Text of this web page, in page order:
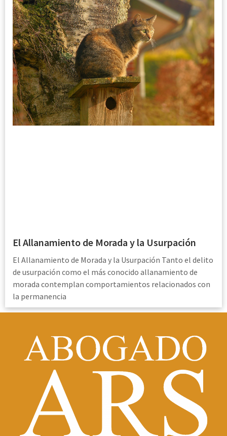
El Allanamiento de Morada y la Usurpación
El Allanamiento de Morada y la Usurpación Tanto el delito
de usurpación como el más conocido allanamiento de
morada contemplan comportamientos relacionados con
la permanencia